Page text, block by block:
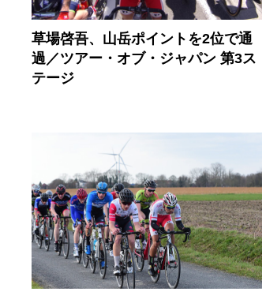
草場啓吾、山岳ポイントを2位で通
過／ツアー・オブ・ジャパン 第3ス
テージ